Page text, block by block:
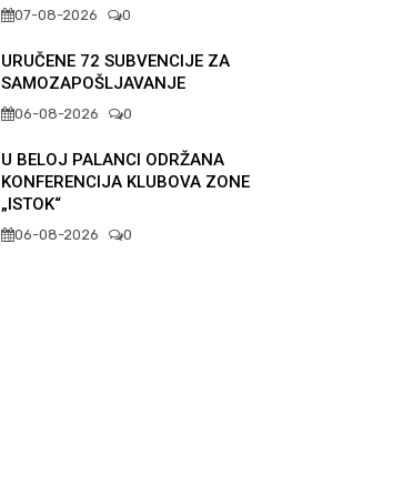
07-08-2026 0
URUČENE 72 SUBVENCIJE ZA
SAMOZAPOŠLJAVANJE
06-08-2026 0
U BELOJ PALANCI ODRŽANA
KONFERENCIJA KLUBOVA ZONE
„ISTOK“
06-08-2026 0